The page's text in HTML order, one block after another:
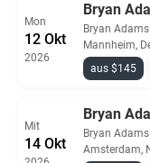
Mon
12 Okt
2026
Bryan
Bryan Adams
Mannheim,
aus $145
Mit
14 Okt
Bryan
Bryan Adams
Amsterdam,